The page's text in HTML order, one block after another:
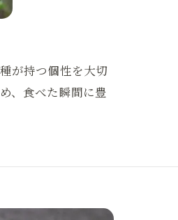
が持つ個性を大切
、食べた瞬間に豊